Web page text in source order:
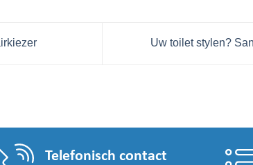
Uw toilet stylen?
Telefonisch contact